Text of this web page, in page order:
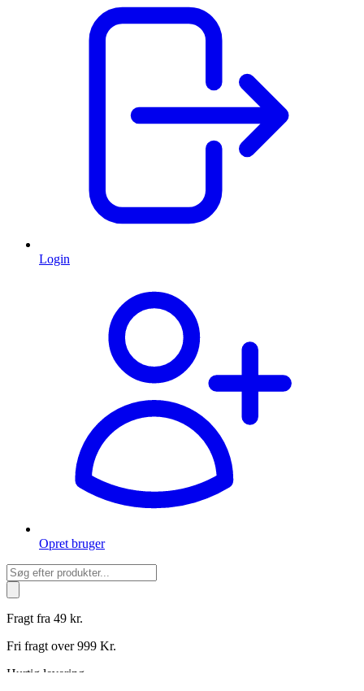
Login
Opret bruger
Products
search
Fragt fra 49 kr.
Fri fragt over 999 Kr.
Hurtig levering